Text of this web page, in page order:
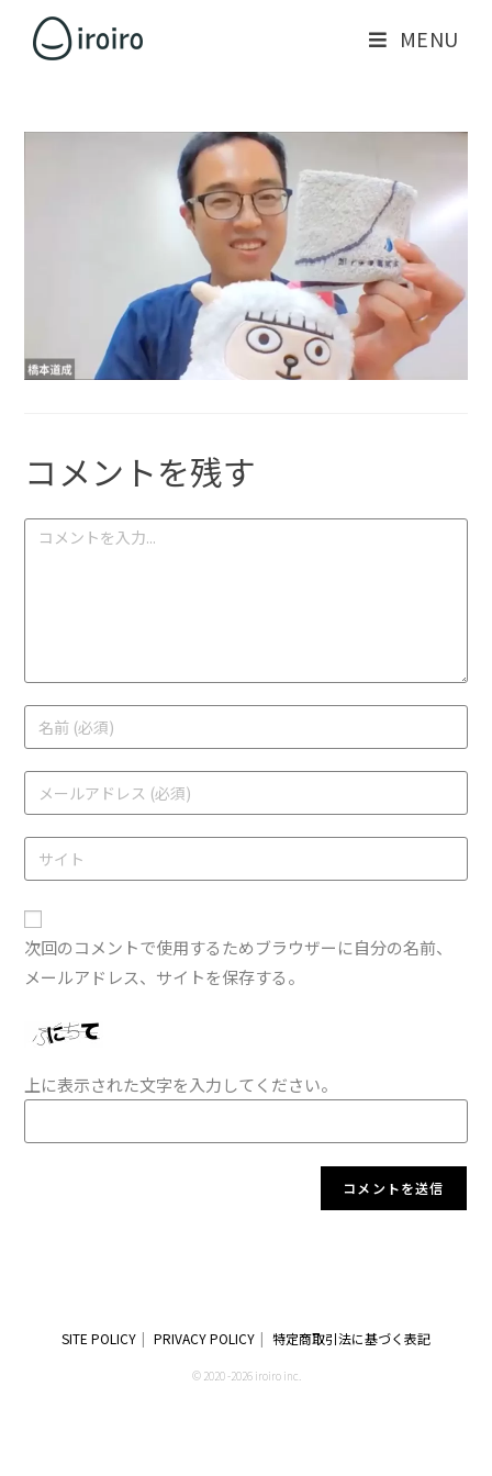
MENU
コメントを残す
次回のコメントで使用するためブラウザーに自分の名前、
メールアドレス、サイトを保存する。
上に表示された文字を入力してください。
SITE POLICY PRIVACY POLICY 特定商取引法に基づく表記
© 2020 -2026 iroiro inc.